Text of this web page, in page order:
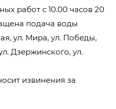
работ с 10.00 часов 20
подача воды
ул. Мира, ул. Победы,
Дзержинского, ул.
извинения за